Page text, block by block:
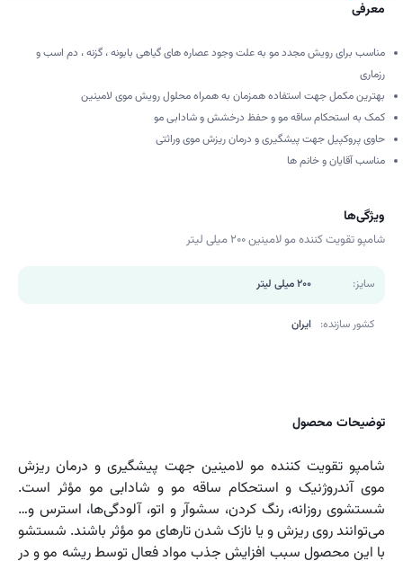
معرفی
مناسب برای رویش مجدد مو به علت وجود عصاره های گیاهی بابونه ، گزنه ، دم اسب و
رزماری
بهترین مکمل جهت استفاده همزمان به همراه محلول رویش موی لامینین
کمک به استحکام ساقه مو و حفظ درخشش و شادابی مو
حاوی پروکپیل جهت پیشگیری و درمان ریزش موی وراثتی
مناسب آقایان و خانم ها
ویژگی‌ها
شامپو تقویت کننده مو لامینین 200 میلی لیتر
سایز: 200 میلی لیتر
کشور سازنده: ایران
توضیحات محصول
شامپو تقویت کننده مو لامینین جهت پیشگیری و درمان ریزش
موی آندروژنیک و استحکام ساقه مو و شادابی مو مؤثر است.
شستشوی روزانه، رنگ کردن، سشوآر و اتو، آلودگی‌ها، استرس و…
می‌توانند روی ریزش و یا نازک شدن تارهای مو مؤثر باشند. شستشو
با این محصول سبب افزایش جذب مواد فعال توسط ریشه مو و در